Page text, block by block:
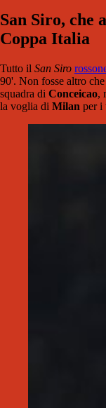
San Siro, che
Coppa Italia
Tutto il San Siro
90'. Non fosse altro
squadra di Conceicao,
la voglia di Milan per i